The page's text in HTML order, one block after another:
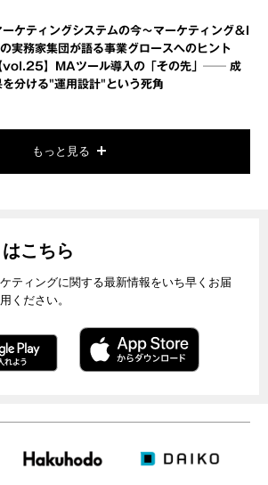
ーケティングシステムの今～マーケティング＆I
実務家集団が語る事業グロースへのヒント
vol.25】MAツール導入の「その先」── 成
を分ける"運用設計"という死角
もっと見る
こちら
ティングに関する最新情報をいち早くお届
ください。